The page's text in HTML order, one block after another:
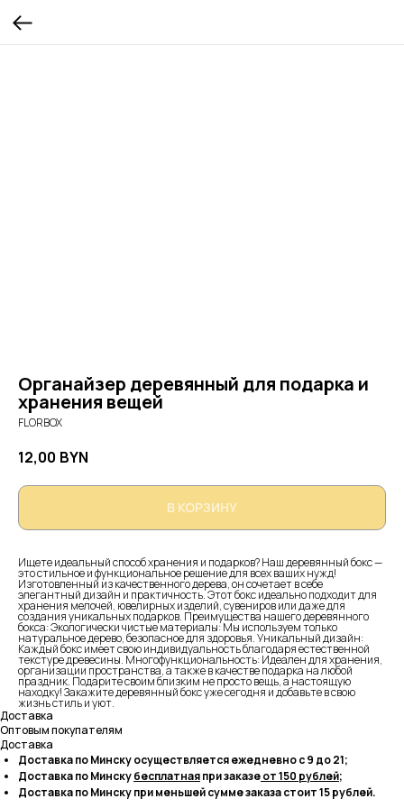
Органайзер деревянный для подарка и
хранения вещей
FLORBOX
12,00 BYN
В КОРЗИНУ
Ищете идеальный способ хранения и подарков? Наш деревянный бокс —
это стильное и функциональное решение для всех ваших нужд!
Изготовленный из качественного дерева, он сочетает в себе
элегантный дизайн и практичность. Этот бокс идеально подходит для
хранения мелочей, ювелирных изделий, сувениров или даже для
создания уникальных подарков. Преимущества нашего деревянного
бокса: Экологически чистые материалы: Мы используем только
натуральное дерево, безопасное для здоровья. Уникальный дизайн:
Каждый бокс имеет свою индивидуальность благодаря естественной
текстуре древесины. Многофункциональность: Идеален для хранения,
организации пространства, а также в качестве подарка на любой
праздник. Подарите своим близким не просто вещь, а настоящую
находку! Закажите деревянный бокс уже сегодня и добавьте в свою
жизнь стиль и уют.
Доставка
Оптовым покупателям
Доставка
Доставка по Минску осуществляется ежедневно с 9 до 21;
Доставка по Минскубесплатнаяпри заказеот 150 рублей;
Доставка по Минску при меньшей сумме заказа стоит 15 рублей.